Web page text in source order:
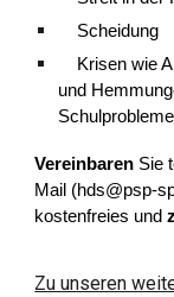
Scheidung
Krisen wie
und
Vereinbaren Sie
Mail (hds@psp-
kostenfreies und
Zu unseren